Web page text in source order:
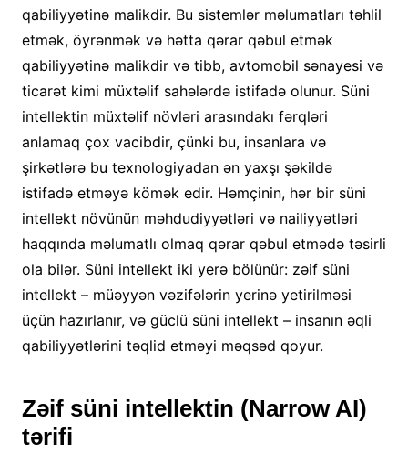
qabiliyyətinə malikdir. Bu sistemlər məlumatları təhlil
etmək, öyrənmək və hətta qərar qəbul etmək
qabiliyyətinə malikdir və tibb, avtomobil sənayesi və
ticarət kimi müxtəlif sahələrdə istifadə olunur. Süni
intellektin müxtəlif növləri arasındakı fərqləri
anlamaq çox vacibdir, çünki bu, insanlara və
şirkətlərə bu texnologiyadan ən yaxşı şəkildə
istifadə etməyə kömək edir. Həmçinin, hər bir süni
intellekt növünün məhdudiyyətləri və nailiyyətləri
haqqında məlumatlı olmaq qərar qəbul etmədə təsirli
ola bilər. Süni intellekt iki yerə bölünür: zəif süni
intellekt – müəyyən vəzifələrin yerinə yetirilməsi
üçün hazırlanır, və güclü süni intellekt – insanın əqli
qabiliyyətlərini təqlid etməyi məqsəd qoyur.
Zəif süni intellektin (Narrow AI)
tərifi